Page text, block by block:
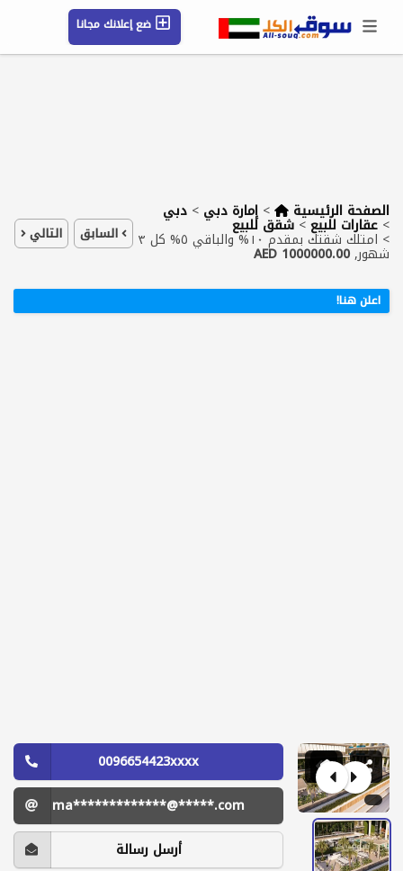
ضع إعلانك مجانا
حسابي / تسجيل
الصفحة الرئيسية > إمارة دبي > دبي
> عقارات للبيع> شقق للبيع
> امتلك شقتك بمقدم ١٠% والباقي ٥% كل ٣
شهور,1000000.00 AED
السابق التالي
اعلن هنا!
0096654423xxxx
ma*************@*****.com
أرسل رسالة